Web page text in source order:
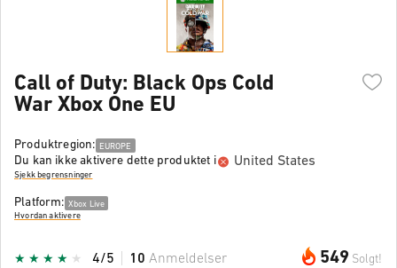
Call of Duty: Black Ops Cold
War Xbox One EU
Produktregion: EUROPE
Du kan ikke aktivere dette produktet i United States
Sjekk begrensninger
Platform: Xbox Live
Hvordan aktivere
549 Solgt!
4/5 10 Anmeldelser